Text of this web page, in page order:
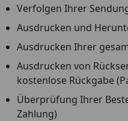
Verfolgen Ihrer
Ausdrucken und
Ausdrucken Ihrer
Ausdrucken von
kostenlose Rückgabe
Überprüfung Ihrer
Zahlung)